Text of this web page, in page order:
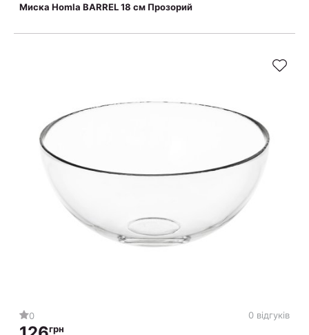
Миска Homla BARREL 18 см Прозорий
0 0 відгуків
грн